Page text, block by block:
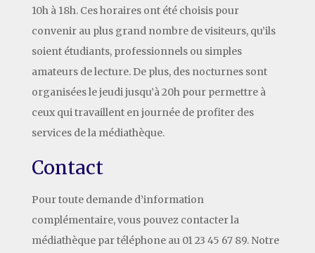
10h à 18h. Ces horaires ont été choisis pour
convenir au plus grand nombre de visiteurs, qu’ils
soient étudiants, professionnels ou simples
amateurs de lecture. De plus, des nocturnes sont
organisées le jeudi jusqu’à 20h pour permettre à
ceux qui travaillent en journée de profiter des
services de la médiathèque.
Contact
Pour toute demande d’information
complémentaire, vous pouvez contacter la
médiathèque par téléphone au 01 23 45 67 89. Notre